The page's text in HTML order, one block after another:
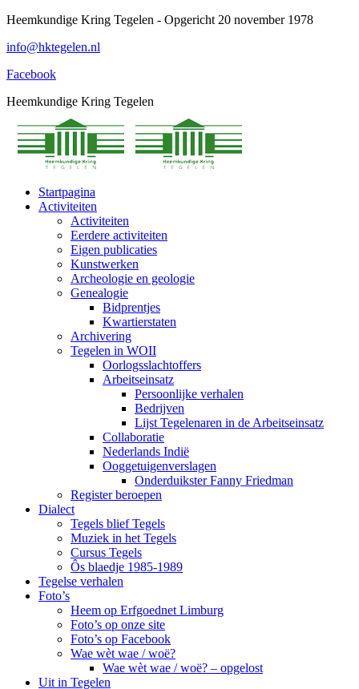
Spring
content
Heemkundige Kring Tegelen - Opgericht 20 november 1978
info@hktegelen.nl
Facebook
Heemkundige Kring Tegelen
Startpagina
Activiteiten
Activiteiten
Eerdere activiteiten
Eigen publicaties
Kunstwerken
Archeologie en geologie
Genealogie
Bidprentjes
Kwartierstaten
Archivering
Tegelen in WOII
Oorlogsslachtoffers
Arbeitseinsatz
Persoonlijke verhalen
Bedrijven
Lijst Tegelenaren in de Arbeitseinsatz
Collaboratie
Nederlands Indië
Ooggetuigenverslagen
Onderduikster Fanny Friedman
Register beroepen
Dialect
Tegels blief Tegels
Muziek in het Tegels
Cursus Tegels
Ôs blaedje 1985-1989
Tegelse verhalen
Foto’s
Heem op Erfgoednet Limburg
Foto’s op onze site
Foto’s op Facebook
Wae wèt wae / woë?
Wae wèt wae / woë? – opgelost
Uit in Tegelen